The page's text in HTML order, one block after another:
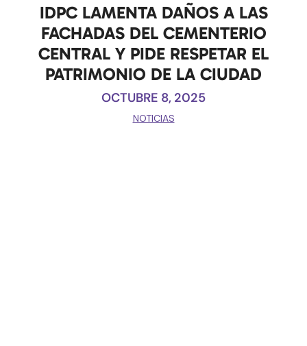
IDPC LAMENTA DAÑOS A LAS
FACHADAS DEL CEMENTERIO
CENTRAL Y PIDE RESPETAR EL
PATRIMONIO DE LA CIUDAD
OCTUBRE 8, 2025
NOTICIAS